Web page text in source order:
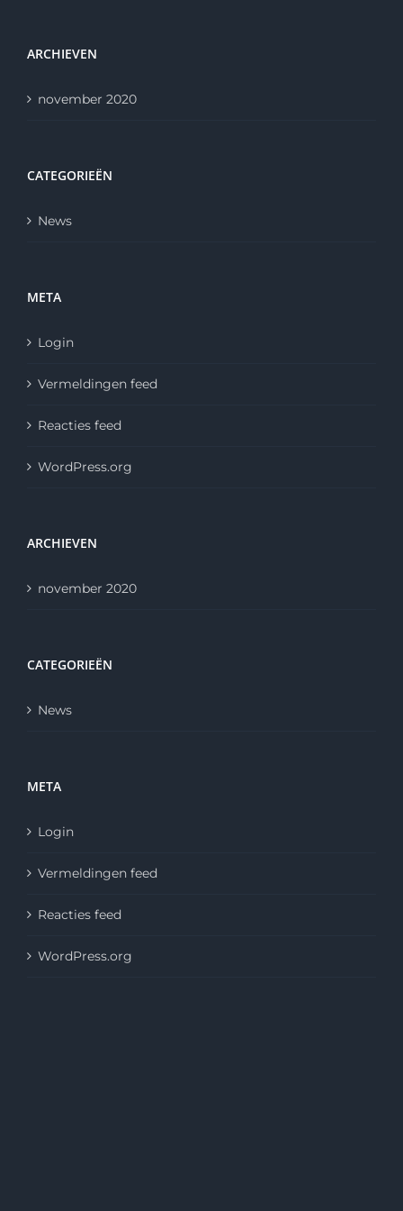
ARCHIEVEN
november 2020
CATEGORIEËN
News
META
Login
Vermeldingen feed
Reacties feed
WordPress.org
ARCHIEVEN
november 2020
CATEGORIEËN
News
META
Login
Vermeldingen feed
Reacties feed
WordPress.org